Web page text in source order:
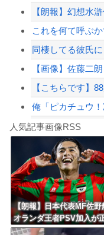
これを何て呼ぶ
「かぼちゃ」を食
8/4のニュース
更新中止のお知
人気記事画像RSS
【朗報】日本代表MF佐野
オランダ王者PSV加入が
定！ NEC史上最高額の